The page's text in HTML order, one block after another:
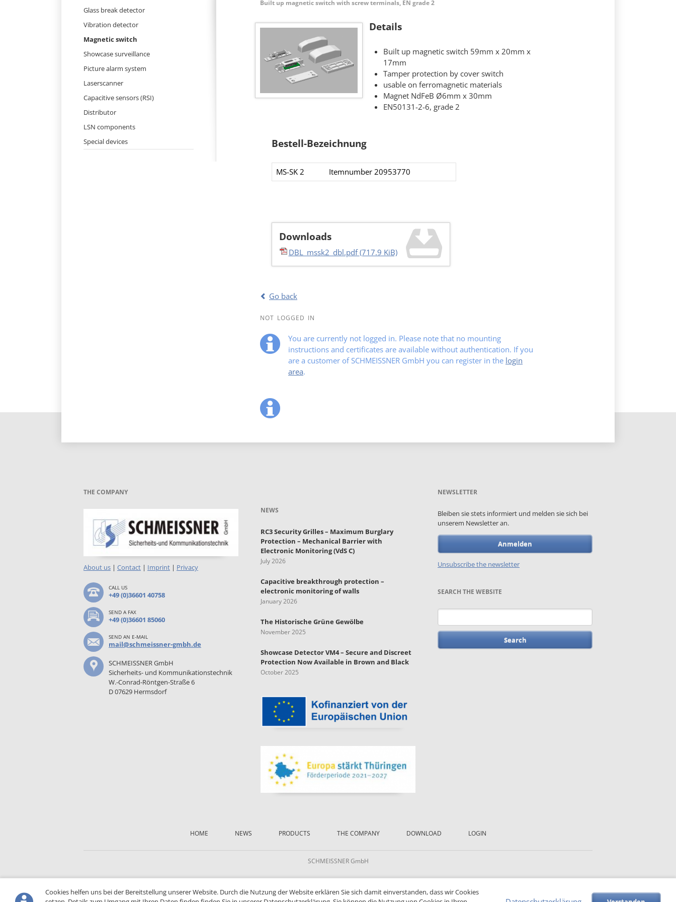
Cookies helfen uns bei der Bereitstellung unserer Website. Durch die Nutzung der Website erklären Sie sich damit einverstanden, dass wir Cookies
Skip
Glass break detector
Vibration detector
Magnetic switch
Showcase surveillance
Picture alarm system
Laserscanner
Capacitive sensors (RSI)
Distributor
LSN components
Special devices
Built up magnetic switch with screw terminals, EN grade 2
Details
Built up magnetic switch 59mm x 20mm x
17mm
Tamper protection by cover switch
usable on ferromagnetic materials
Magnet NdFeB Ø6mm x 30mm
EN50131-2-6, grade 2
Bestell-Bezeichnung
MS-SK 2 Itemnumber 20953770​
Downloads
DBL_mssk2_dbl.pdf(717.9 KiB)
Go back
NOT LOGGED IN
You are currently not logged in. Please note that no mounting
instructions and certificates are available without authentication. If you
are a customer of SCHMEISSNER GmbH you can register in the login
area.
THE COMPANY
About us | Contact | Imprint | Privacy
CALL US
+49 (0)36601 40758
SEND A FAX
+49 (0)36601 85060
SEND AN E-MAIL
mail@schmeissner-gmbh.de
SCHMEISSNER GmbH
Sicherheits- und Kommunikationstechnik
W.-Conrad-Röntgen-Straße 6
D 07629 Hermsdorf
NEWS
RC3 Security Grilles – Maximum Burglary
Protection – Mechanical Barrier with
Electronic Monitoring (VdS C)
July 2026
Capacitive breakthrough protection –
electronic monitoring of walls
January 2026
The Historische Grüne Gewölbe
November 2025
Showcase Detector VM4 – Secure and Discreet
Protection Now Available in Brown and Black
October 2025
NEWSLETTER
Bleiben sie stets informiert und melden sie sich bei
unserem Newsletter an.
Anmelden
Unsubscribe the newsletter
SEARCH THE WEBSITE
Keywords
HOME NEWS PRODUCTS THE COMPANY DOWNLOAD LOGIN
SCHMEISSNER GmbH